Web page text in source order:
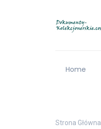
Home
Strona Główna